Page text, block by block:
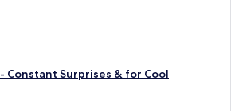
Constant Surprises & for Cool